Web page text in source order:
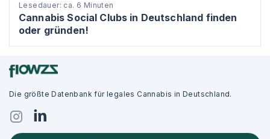
Lesedauer: ca. 6 Minuten
Cannabis Social Clubs in Deutschland finden
oder gründen!
Die größte Datenbank für legales Cannabis in Deutschland.